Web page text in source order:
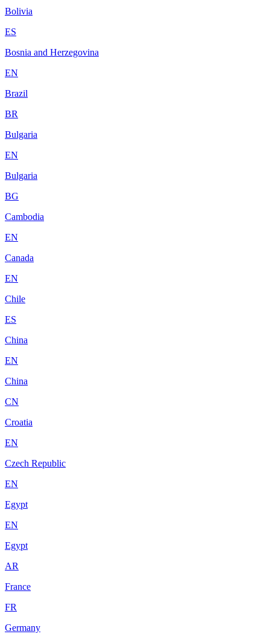
Bolivia
ES
Bosnia and Herzegovina
EN
Brazil
BR
Bulgaria
EN
Bulgaria
BG
Cambodia
EN
Canada
EN
Chile
ES
China
EN
China
CN
Croatia
EN
Czech Republic
EN
Egypt
EN
Egypt
AR
France
FR
Germany